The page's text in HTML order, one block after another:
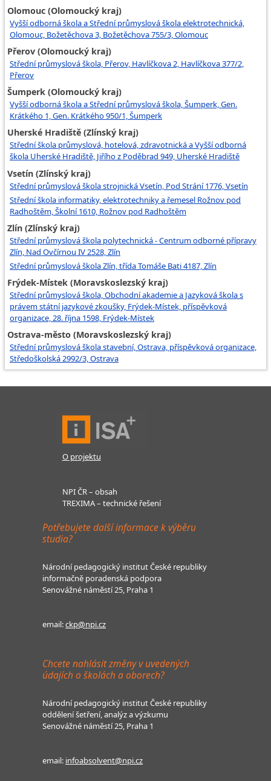
Olomouc (Olomoucký kraj)
Vyšší odborná škola a Střední průmyslová škola elektrotechnická,
Olomouc, Božetěchova 3, Božetěchova 755/3, Olomouc
Přerov (Olomoucký kraj)
Střední průmyslová škola, Přerov, Havlíčkova 2, Havlíčkova 377/2,
Přerov
Šumperk (Olomoucký kraj)
Vyšší odborná škola a Střední průmyslová škola, Šumperk, Gen.
Krátkého 1, Gen. Krátkého 950/1, Šumperk
Uherské Hradiště (Zlínský kraj)
Střední škola průmyslová, hotelová, zdravotnická a Vyšší odborná
škola Uherské Hradiště, Jiřího z Poděbrad 949, Uherské Hradiště
Vsetín (Zlínský kraj)
Střední průmyslová škola strojnická Vsetín, Pod Strání 1776, Vsetín
Střední škola informatiky, elektrotechniky a řemesel Rožnov pod
Radhoštěm, Školní 1610, Rožnov pod Radhoštěm
Zlín (Zlínský kraj)
Střední průmyslová škola polytechnická - Centrum odborné přípravy
Zlín, Nad Ovčírnou IV 2528, Zlín
Střední průmyslová škola Zlín, třída Tomáše Bati 4187, Zlín
Frýdek-Místek (Moravskoslezský kraj)
Střední průmyslová škola, Obchodní akademie a Jazyková škola s
právem státní jazykové zkoušky, Frýdek-Místek, příspěvková
organizace, 28. října 1598, Frýdek-Místek
Ostrava-město (Moravskoslezský kraj)
Střední průmyslová škola stavební, Ostrava, příspěvková organizace,
Středoškolská 2992/3, Ostrava
O projektu
NPI ČR – obsah
TREXIMA – technické řešení
Potřebujete další informace k výběru
studia?
Národní pedagogický institut České republiky
informačně poradenská podpora
Senovážné náměstí 25, Praha 1
email:ckp@npi.cz
Chcete nahlásit změny v uvedených
údajích o školách a oborech?
Národní pedagogický institut České republiky
oddělení šetření, analýz a výzkumu
Senovážné náměstí 25, Praha 1
email: infoabsolvent@npi.cz